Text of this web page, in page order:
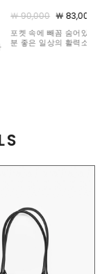
￦ 140,000 ￦ 125,000
밋밋한 풀 원석 세팅과는
석 3개와 화려하게 빛을